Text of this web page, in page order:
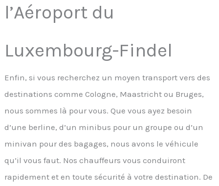
l’Aéroport du
Luxembourg-Findel
Enfin, si vous recherchez un moyen transport vers des
destinations comme Cologne, Maastricht ou Bruges,
nous sommes là pour vous. Que vous ayez besoin
d’une berline, d’un minibus pour un groupe ou d’un
minivan pour des bagages, nous avons le véhicule
qu’il vous faut. Nos chauffeurs vous conduiront
rapidement et en toute sécurité à votre destination. De